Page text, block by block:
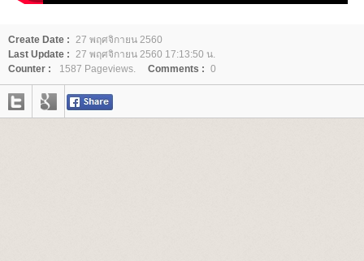
Create Date : 27 พฤศจิกายน 2560
Last Update : 27 พฤศจิกายน 2560 17:13:50 น.
Counter :
1587 Pageviews. Comments : 0